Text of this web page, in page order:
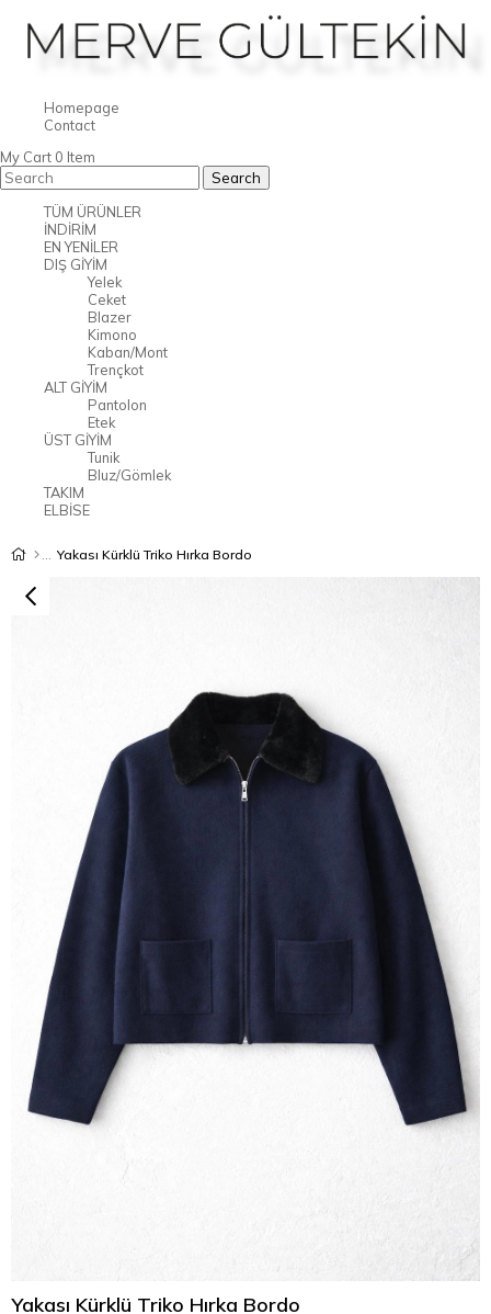
Homepage
Contact
My Cart 0 Item
TÜM ÜRÜNLER
İNDİRİM
EN YENİLER
DIŞ GİYİM
Yelek
Ceket
Blazer
Kimono
Kaban/Mont
Trençkot
ALT GİYİM
Pantolon
Etek
ÜST GİYİM
Tunik
Bluz/Gömlek
TAKIM
ELBİSE
Yakası Kürklü Triko Hırka Bordo
Yakası Kürklü Triko Hırka Bordo